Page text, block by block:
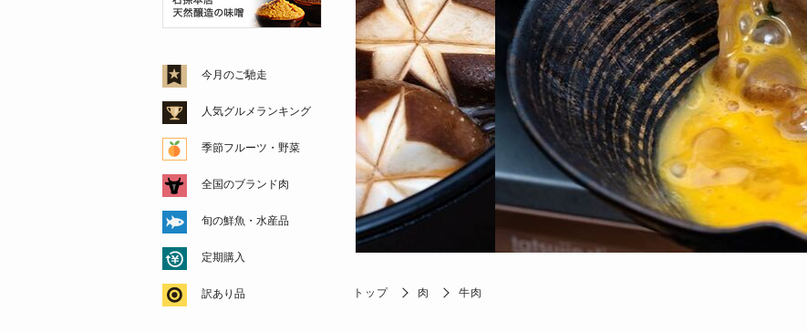
トップ 肉 牛肉
今月のご馳走
人気グルメランキング
季節フルーツ・野菜
全国のブランド肉
旬の鮮魚・水産品
定期購入
訳あり品